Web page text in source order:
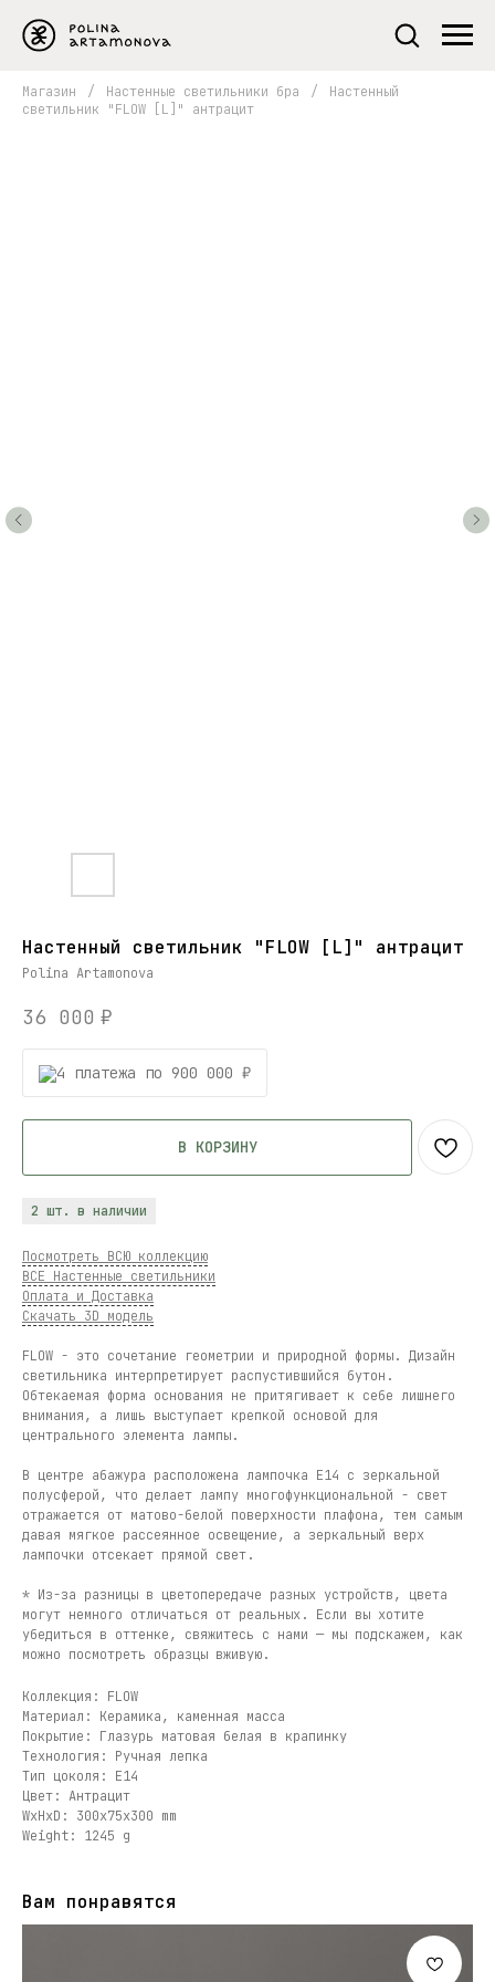
Магазин / Настенные светильники бра /
Настенный
светильник "FLOW [L]" антрацит
Настенный светильник "FLOW [L]" антрацит
Polina Artamonova
36 000 ₽
4 платежа по 900 000 ₽
В КОРЗИНУ
2 шт. в наличии
Посмотреть ВСЮ коллекцию
ВСЕ Настенные светильники
Оплата и Доставка
Скачать 3D модель
FLOW - это сочетание геометрии и природной формы. Дизайн
светильника интерпретирует распустившийся бутон.
Обтекаемая форма основания не притягивает к себе лишнего
внимания, а лишь выступает крепкой основой для
центрального элемента лампы.
В центре абажура расположена лампочка E14 с зеркальной
полусферой, что делает лампу многофункциональной - свет
отражается от матово-белой поверхности плафона, тем самым
давая мягкое рассеянное освещение, а зеркальный верх
лампочки отсекает прямой свет.
* Из-за разницы в цветопередаче разных устройств, цвета
могут немного отличаться от реальных. Если вы хотите
убедиться в оттенке, свяжитесь с нами — мы подскажем, как
можно посмотреть образцы вживую.
Коллекция: FLOW
Материал: Керамика, каменная масса
Покрытие: Глазурь матовая белая в крапинку
Технология: Ручная лепка
Тип цоколя: E14
Цвет: Антрацит
WxHxD: 300x75x300 mm
Weight: 1245 g
Вам понравятся